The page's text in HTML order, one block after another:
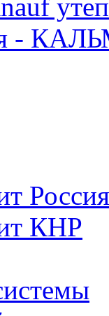
-
Россия
КНР